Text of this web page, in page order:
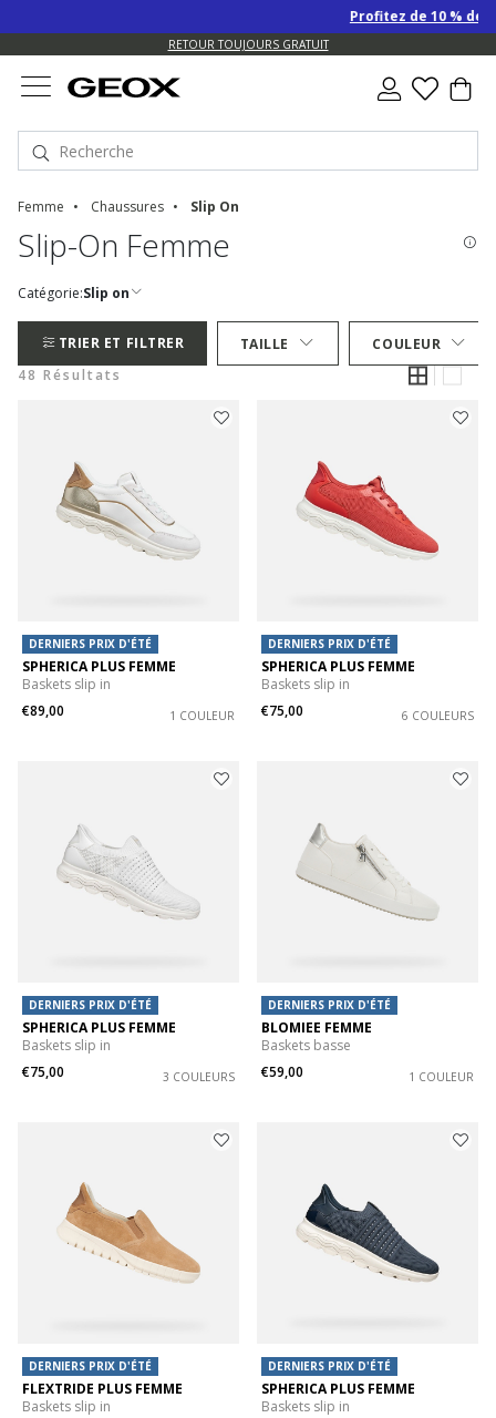
Profitez de 10 % de remise
RETOUR TOUJOURS GRATUIT
Femme Chaussures Slip On
Slip-On Femme
Catégorie:Slip on
TRIER ET FILTRER TAILLE
COULEUR
48 Résultats
DERNIERS PRIX D'ÉTÉ
SPHERICA PLUS FEMME
Baskets slip in
€89,00
1 COULEUR
DERNIERS PRIX D'ÉTÉ
SPHERICA PLUS FEMME
Baskets slip in
€75,00
6 COULEURS
DERNIERS PRIX D'ÉTÉ
SPHERICA PLUS FEMME
Baskets slip in
€75,00
3 COULEURS
DERNIERS PRIX D'ÉTÉ
BLOMIEE FEMME
Baskets basse
€59,00
1 COULEUR
DERNIERS PRIX D'ÉTÉ
FLEXTRIDE PLUS FEMME
Baskets slip in
DERNIERS PRIX D'ÉTÉ
SPHERICA PLUS FEMME
Baskets slip in